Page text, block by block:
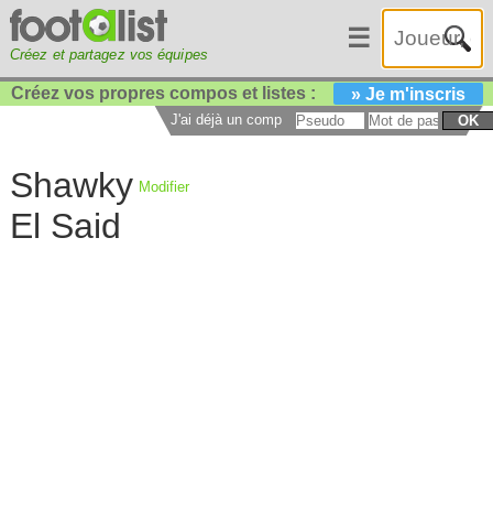
Créez et partagez vos équipes
☰
Créez vos propres compos et listes : » Je m'inscris
J'ai déjà un compte : OK
Shawky
El Said
Modifier